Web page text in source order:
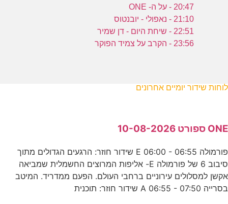
20:47 - על ה- ONE
21:10 - נאפולי - יובנטוס
22:51 - שיחת היום - דן שמיר
23:56 - הקרב על צמיד הפוקר
לוחות שידור יומיים אחרונים
ONE ספורט 10-08-2026
פורמולה E 06:00 - 06:55 שידור חוזר: הרגעים הגדולים מתוך
סיבוב 6 של פורמולה E- אליפות המרוצים החשמלית שמביאה
אקשן למסלולים עירוניים ברחבי העולם. הפעם ממדריד. המיטב
בסרייה A 06:55 - 07:50 שידור חוזר: תוכנית